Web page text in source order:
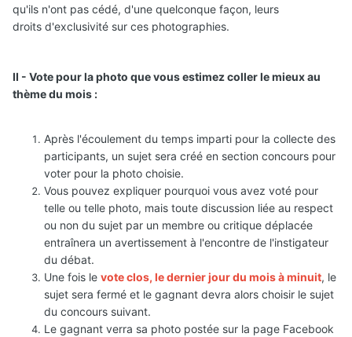
qu'ils n'ont pas cédé, d'une quelconque façon, leurs
droits d'exclusivité sur ces photographies.
II - Vote pour la photo que vous estimez coller le mieux au
thème du mois :
Après l'écoulement du temps imparti pour la collecte des
participants, un sujet sera créé en section concours pour
voter pour la photo choisie.
Vous pouvez expliquer pourquoi vous avez voté pour
telle ou telle photo, mais toute discussion liée au respect
ou non du sujet par un membre ou critique déplacée
entraînera un avertissement à l'encontre de l'instigateur
du débat.
Une fois le vote clos, le dernier jour du mois à minuit, le
sujet sera fermé et le gagnant devra alors choisir le sujet
du concours suivant.
Le gagnant verra sa photo postée sur la page Facebook